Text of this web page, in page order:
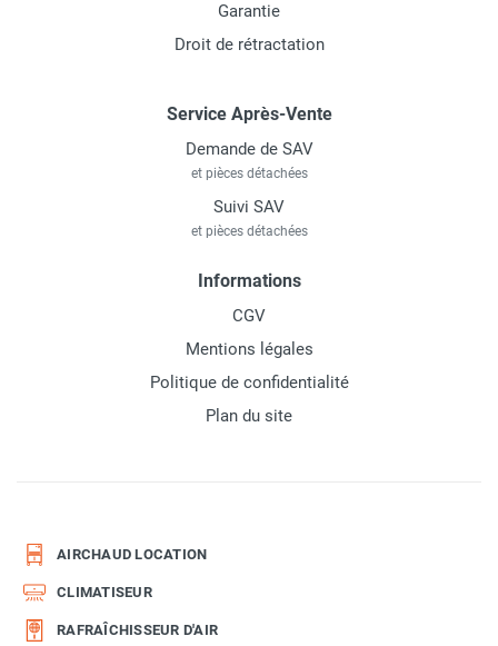
Garantie
Droit de rétractation
Service Après-Vente
Demande de SAV
et pièces détachées
Suivi SAV
et pièces détachées
Informations
CGV
Mentions légales
Politique de confidentialité
Plan du site
AIRCHAUD LOCATION
CLIMATISEUR
RAFRAÎCHISSEUR D'AIR